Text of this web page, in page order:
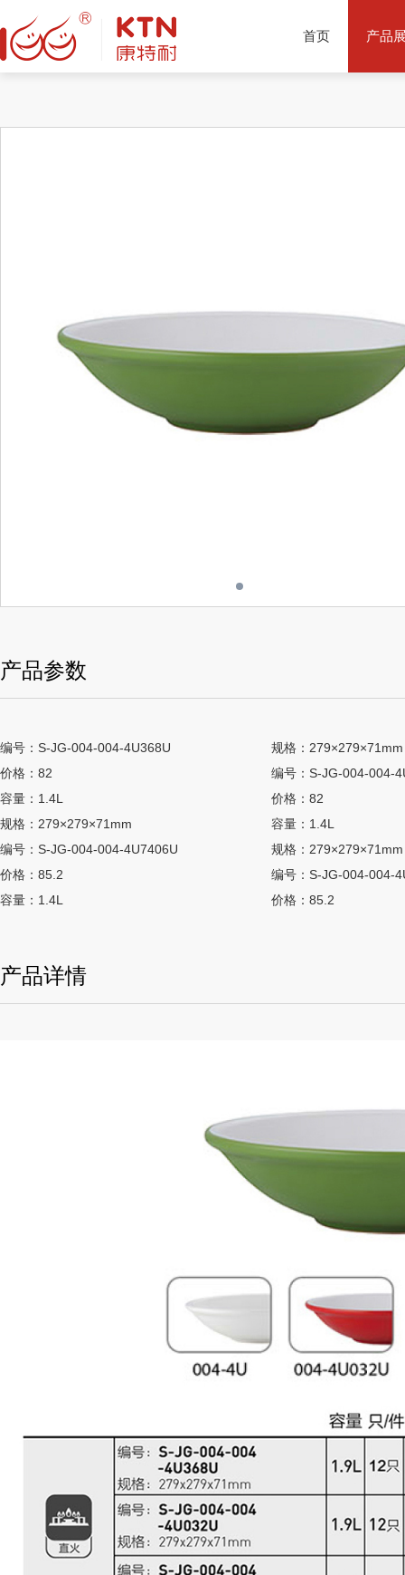
首页 产品
产品参数
编号：S-JG-004-004-4U368U
规格：279×279×71mm
价格：82
编号：S-JG-004-004-
容量：1.4L
价格：82
规格：279×279×71mm
容量：1.4L
编号：S-JG-004-004-4U7406U
规格：279×279×71mm
价格：85.2
编号：S-JG-004-004-
容量：1.4L
价格：85.2
产品详情